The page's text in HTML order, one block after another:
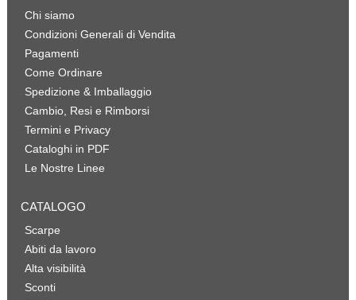
Chi siamo
Condizioni Generali di Vendita
Pagamenti
Come Ordinare
Spedizione & Imballaggio
Cambio, Resi e Rimborsi
Termini e Privacy
Cataloghi in PDF
Le Nostre Linee
CATALOGO
Scarpe
Abiti da lavoro
Alta visibilità
Sconti